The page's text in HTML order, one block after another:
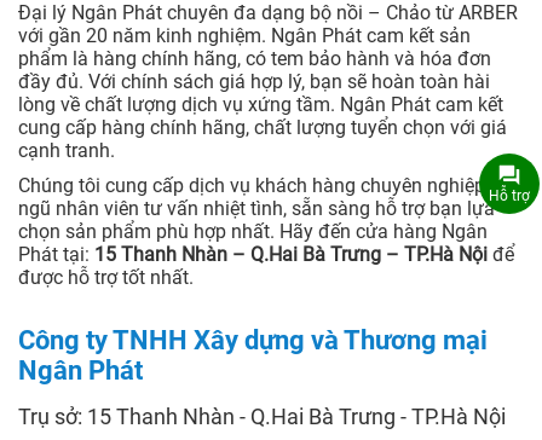
Đại lý Ngân Phát chuyên đa dạng bộ nồi – Chảo từ ARBER
với gần 20 năm kinh nghiệm. Ngân Phát cam kết sản
phẩm là hàng chính hãng, có tem bảo hành và hóa đơn
đầy đủ. Với chính sách giá hợp lý, bạn sẽ hoàn toàn hài
lòng về chất lượng dịch vụ xứng tầm. Ngân Phát cam kết
cung cấp hàng chính hãng, chất lượng tuyển chọn với giá
cạnh tranh.
Chúng tôi cung cấp dịch vụ khách hàng chuyên nghiệp. Đội
ngũ nhân viên tư vấn nhiệt tình, sẵn sàng hỗ trợ bạn lựa
chọn sản phẩm phù hợp nhất. Hãy đến cửa hàng Ngân
Phát tại: 15 Thanh Nhàn – Q.Hai Bà Trưng – TP.Hà Nội để
được hỗ trợ tốt nhất.
Công ty TNHH Xây dựng và Thương mại
Ngân Phát
Trụ sở: 15 Thanh Nhàn - Q.Hai Bà Trưng - TP.Hà Nội
Hỗ trợ